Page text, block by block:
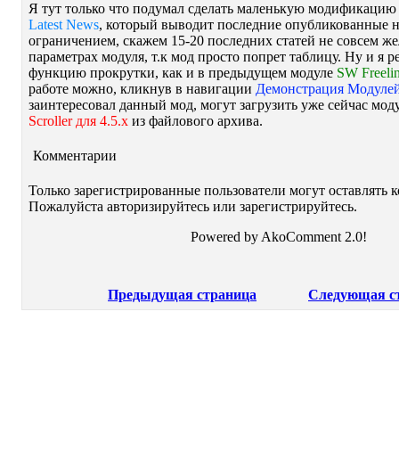
Я тут только что подумал сделать маленькую
Latest News, который выводит последние опубликованные
ограничением, скажем 15-20 последних статей не совсем
параметрах модуля, т.к мод просто попрет таблицу. Ну и я
функцию прокрутки, как и в предыдущем модуле SW
работе можно, кликнув в навигации Демонстрация
заинтересовал данный мод, могут загрузить уже сейчас
Scroller для 4.5.х из файлового архива.
Комментарии
Только зарегистрированные пользователи могут оставлять
Пожалуйста авторизируйтесь или зарегистрируйтесь.
Powered by AkoComment 2.0!
Предыдущая страница Следующая